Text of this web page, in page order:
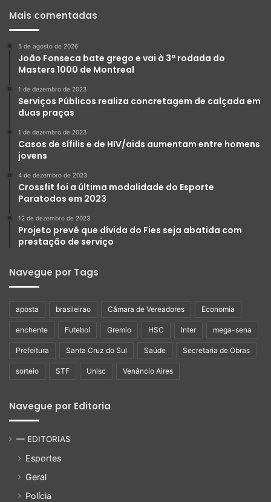
Mais comentadas
5 de agosto de 2026
João Fonseca bate grego e vai à 3ª rodada do
Masters 1000 de Montreal
1 de dezembro de 2023
Serviços Públicos realiza concretagem de calçada em
duas praças
1 de dezembro de 2023
Casos de sífilis e de HIV/aids aumentam entre homens
jovens
4 de dezembro de 2023
Crossfit foi a última modalidade do Esporte
Paratodos em 2023
12 de dezembro de 2023
Projeto prevê que dívida do Fies seja abatida com
prestação de serviço
Navegue por Tags
aposta brasileirao Câmara de Vereadores Economia
enchente Futebol Gremio HSC Inter mega-sena
Prefeitura Santa Cruz do Sul Saúde Secretaria de Obras
sorteio STF Unisc Venâncio Aires
Navegue por Editoria
— EDITORIAS
Esportes
Geral
Polícia